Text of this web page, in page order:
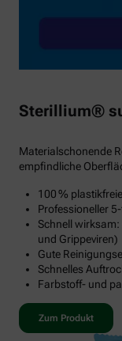
Sterillium®
Materialschonende
empfindliche
100 %
Professioneller
Schnell
und Grippeviren)
Gute
Schnelles
Farbstoff- und
Zum Produkt